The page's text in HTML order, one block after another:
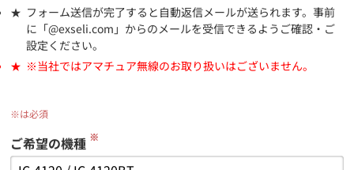
フォーム送信が完了すると自動返信メールが送られます。事前
に「@exseli.com」からのメールを受信できるようご確認・ご
設定ください。
※当社ではアマチュア無線のお取り扱いはございません。
※は必須
ご希望の機種 ※